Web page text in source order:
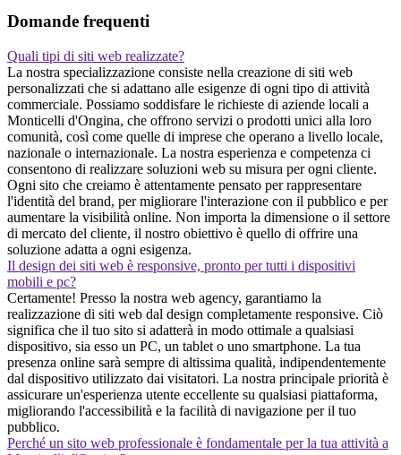
Domande frequenti
Quali tipi di siti web realizzate?
La nostra specializzazione consiste nella creazione di siti web
personalizzati che si adattano alle esigenze di ogni tipo di attività
commerciale. Possiamo soddisfare le richieste di aziende locali a
Monticelli d'Ongina, che offrono servizi o prodotti unici alla loro
comunità, così come quelle di imprese che operano a livello locale,
nazionale o internazionale. La nostra esperienza e competenza ci
consentono di realizzare soluzioni web su misura per ogni cliente.
Ogni sito che creiamo è attentamente pensato per rappresentare
l'identità del brand, per migliorare l'interazione con il pubblico e per
aumentare la visibilità online. Non importa la dimensione o il settore
di mercato del cliente, il nostro obiettivo è quello di offrire una
soluzione adatta a ogni esigenza.
Il design dei siti web è responsive, pronto per tutti i dispositivi
mobili e pc?
Certamente! Presso la nostra web agency, garantiamo la
realizzazione di siti web dal design completamente responsive. Ciò
significa che il tuo sito si adatterà in modo ottimale a qualsiasi
dispositivo, sia esso un PC, un tablet o uno smartphone. La tua
presenza online sarà sempre di altissima qualità, indipendentemente
dal dispositivo utilizzato dai visitatori. La nostra principale priorità è
assicurare un'esperienza utente eccellente su qualsiasi piattaforma,
migliorando l'accessibilità e la facilità di navigazione per il tuo
pubblico.
Perché un sito web professionale è fondamentale per la tua attività a